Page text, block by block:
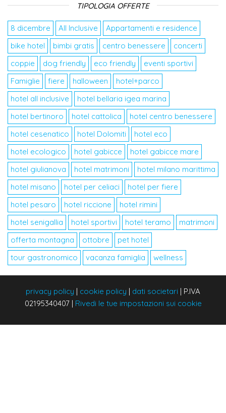
TIPOLOGIA OFFERTE
8 dicembre All Inclusive
Appartamenti e residence
bike hotel
bimbi gratis centro benessere
concerti
coppie
dog friendly eco friendly
eventi sportivi
Famiglie
fiere halloween
hotel+parco
hotel all inclusive
hotel bellaria igea marina
hotel bertinoro
hotel cattolica
hotel centro benessere
hotel cesenatico
hotel Dolomiti
hotel eco
hotel ecologico
hotel gabicce
hotel gabicce mare
hotel giulianova
hotel matrimoni
hotel milano marittima
hotel misano
hotel per celiaci
hotel per fiere
hotel pesaro
hotel riccione
hotel rimini
hotel senigallia
hotel sportivi hotel teramo
matrimoni
offerta montagna
ottobre
pet hotel
tour gastronomico
vacanza famiglia wellness
privacy policy | cookie policy | dati societari | P.IVA
02195340407| Rivedi le tue impostazioni sui cookie